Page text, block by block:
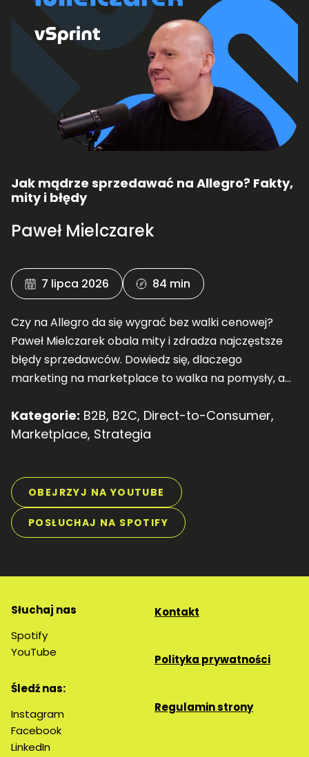
Jak mądrze sprzedawać na Allegro? Fakty,
mity i błędy
Paweł Mielczarek
7 lipca 2026 84 min
Czy na Allegro da się wygrać bez walki cenowej?
Paweł Mielczarek obala mity i zdradza najczęstsze
błędy sprzedawców. Dowiedz się, dlaczego
marketing na marketplace to walka na pomysły, a
Kategorie: B2B, B2C, Direct-to-Consumer,
Marketplace, Strategia
OBEJRZYJ NA YOUTUBE
POSŁUCHAJ NA SPOTIFY
Słuchaj nas
Spotify
YouTube
Śledź nas:
Instagram
Facebook
LinkedIn
Kontakt
Polityka prywatności
Regulamin strony